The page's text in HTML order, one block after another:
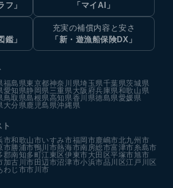
フ」
「マイAI」
鑑」
充実の補償内容と安さ
「新・遊漁船保険DX」
福島県東京都神奈川県埼玉県千葉県茨城県
愛知県静岡県三重県大阪府兵庫県和歌山県
鳥取県島根県高知県香川県徳島県愛媛県
大分県鹿児島県沖縄県
市和歌山市いすみ市福岡市鹿嶋市北九州市
市勝浦市鴨川市熱海市南房総市富津市糸島市
郡南知多町江東区伊東市大田区平塚市旭市
加古川市 田辺市沼津市小浜市品川区江戸川区
わじ市市川市